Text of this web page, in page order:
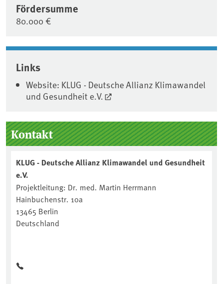
Fördersumme
80.000 €
Associated content
Links
Website: KLUG - Deutsche Allianz Klimawandel
und Gesundheit e.V.
Seitenleiste
Kontakt
KLUG - Deutsche Allianz Klimawandel und Gesundheit
e.V.
Projektleitung: Dr. med. Martin Herrmann
Hainbuchenstr. 10a
13465 Berlin
Deutschland